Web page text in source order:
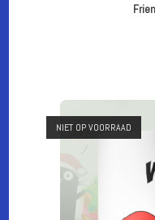
NIET OP VOORRAAD